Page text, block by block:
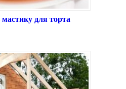
для торта